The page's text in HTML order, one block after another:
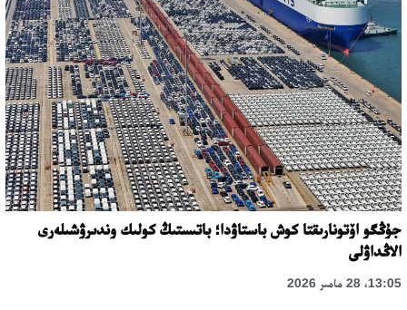
جۇڭگو اۆتونارىقتا كوش باستاۋدا؛ باتىستىڭ كولىك وندىرۋشىلەرى
الاڭداۋلى
13:05، 28 مامىر 2026